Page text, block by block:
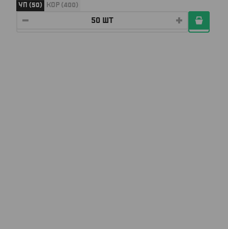
УП (50) КОР (400)